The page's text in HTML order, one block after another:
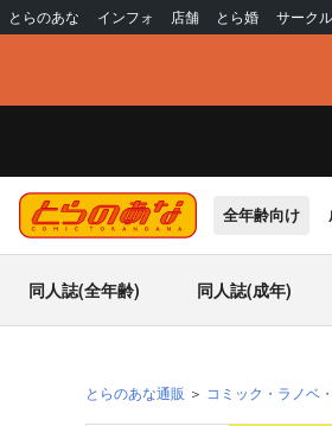
とらのあな インフォ 店舗 とら婚 サーク
全年齢向け
同人誌(全年齢) 同人誌(成年)
とらのあな通販 コミック・ラノベ